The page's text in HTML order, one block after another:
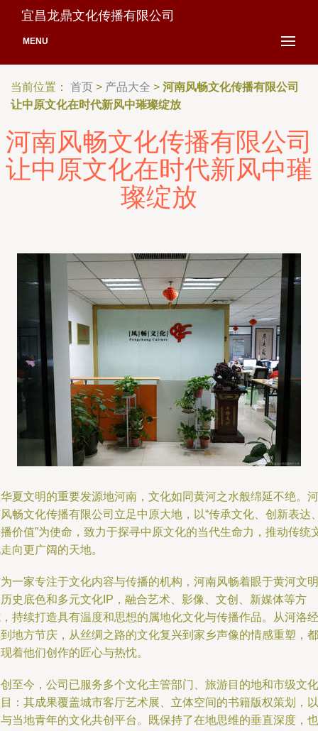
宜昌龙鼎文化传播有限公司
MENU
当前位置： 首页 > 产品大全 > 河南风畅文化传播有限公司
让中原文化在时代新风中璀璨绽放
河南风畅文化传播有限公司
让中原文化在时代新风中璀
璨绽放
夏文明的重要发源地河南，文化如同黄河之水般绵延不绝。河
畅文化传播有限公司立足中原大地，以“传承文化、创新表达
价值”为使命，致力于探寻中原文化的当代生命力，推动传统
向更广阔的天地。
一家专注于文化内容与传播的机构，河南风畅着眼于黄河文明
史底色和多元文化IP，融合艺术、影像、文创、新媒体等方
持续打造具有温度和思想的属地化文化与传播作品。从河洛经
地方节庆，从丝绸之路的文化复兴到家乡声像的情感重塑，都
着他们创作的匠心与热忱。
至今，公司已服务多个文化主管部门、旅游目的地和市级文化
：其成果覆盖城市客厅艺术展、立体空间的书籍版权策划，以
当地青年的文化共创平台。既保持了在地思维的垂直深度，也